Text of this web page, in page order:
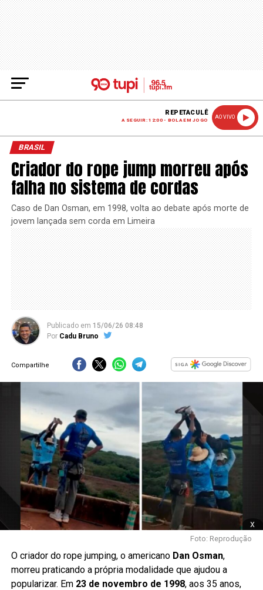
REPETACULÊ
A SEGUIR: 12:00 - BOLA EM JOGO
AO VIVO
BRASIL
Criador do rope jump morreu após
falha no sistema de cordas
Caso de Dan Osman, em 1998, volta ao debate após morte de
jovem lançada sem corda em Limeira
Publicado em 15/06/26 08:48
Por Cadu Bruno
Compartilhe
x
Foto: Reprodução
O criador do rope jumping, o americano Dan Osman,
morreu praticando a própria modalidade que ajudou a
popularizar. Em 23 de novembro de 1998, aos 35 anos,